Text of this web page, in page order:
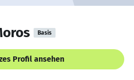
Basis
Profil ansehen